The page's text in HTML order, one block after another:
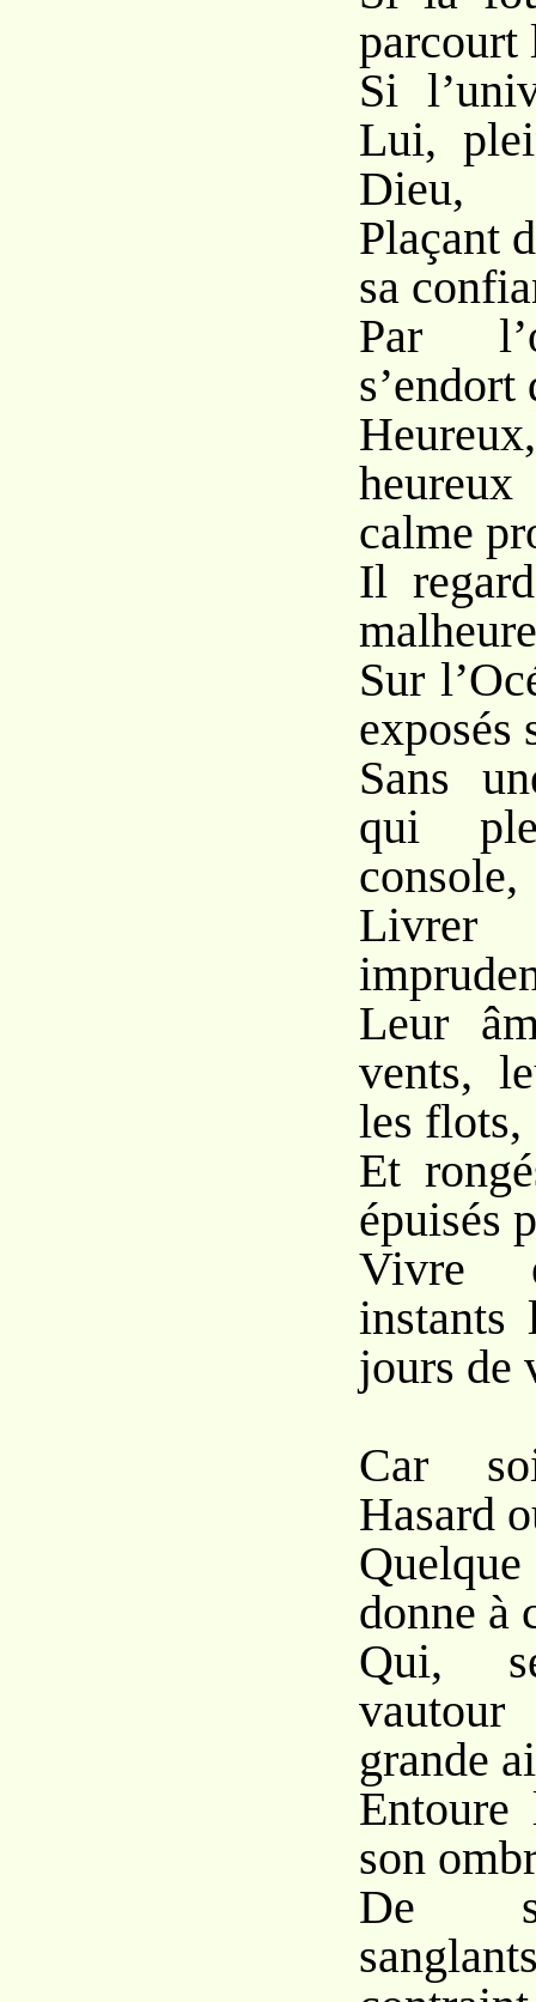
parcourt
Si
Lui,
Dieu,
Plaçant
sa
Par
s’endort
calme
Il
Sur
exposés
Sans
qui
console,
Livrer
Leur
vents,
les flots,
Et
épuisés
Vivre
instants
jours de
Car
Hasard
donne à
Qui,
vautour
grande
Entoure
son
De